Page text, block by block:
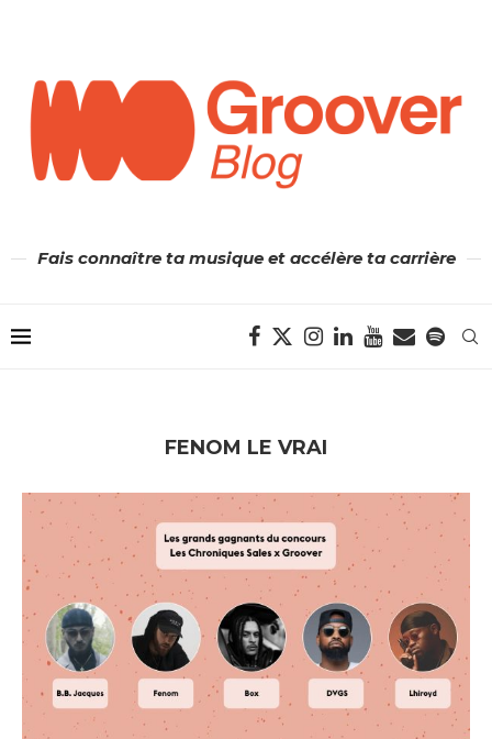
Fais connaître ta musique et accélère ta carrière
FENOM LE VRAI